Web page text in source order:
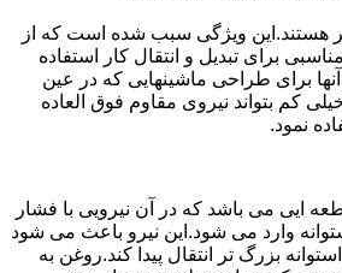
هستند.این ویژگی سبب شده است که از
برای تبدیل و انتقال کار استفاده
آنها برای طراحی ماشینهایی که در عین
کم بتواند نیروی مقاوم فوق العاده
نمود.
ایی می باشد که در آن نیرویی با فشار
وارد می شود.این نیرو باعث می شود
بزرگ تر انتقال پیدا کند.روغن به